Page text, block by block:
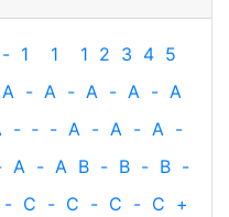
- 1 1 1 2 3 4 5
A - A - A - A - A
- ‐ - A - A - A -
A - A B - B - B -
- C - C - C - C +